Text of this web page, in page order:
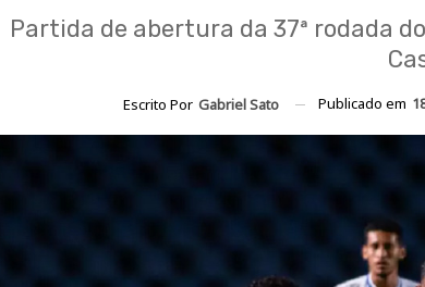
Partida de abertura da 37ª rodada
Escrito Por Gabriel Sato Publicado em